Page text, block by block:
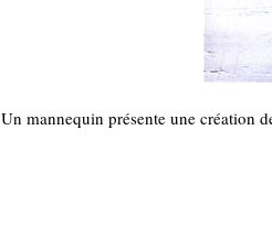
Un mannequin présente une création